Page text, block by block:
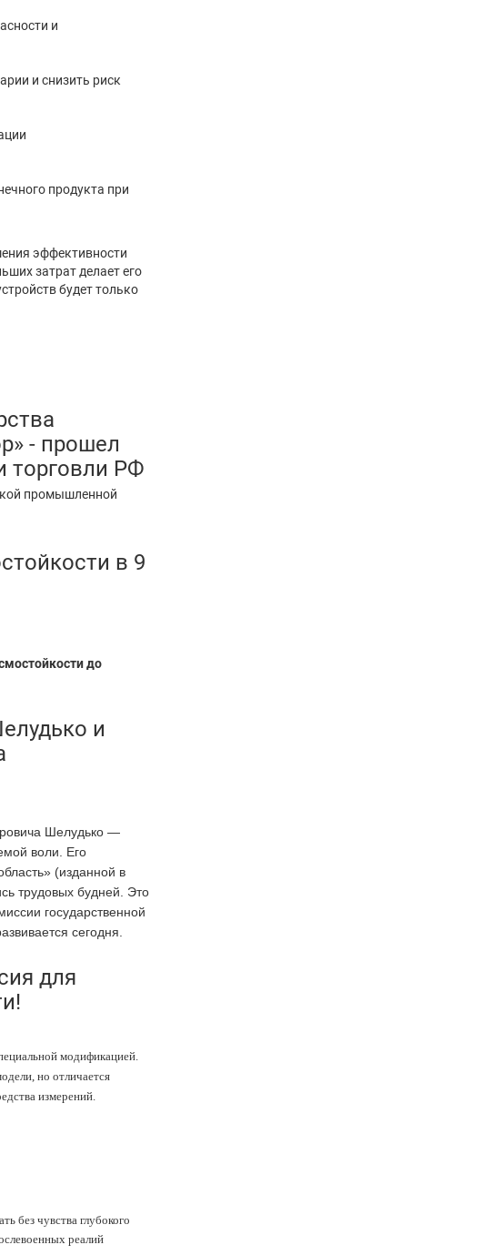
и
и снизить риск
продукта при
эффективности
затрат делает его
будет только
- прошел
торговли РФ
промышленной
в 9
до
и
Шелудько —
воли. Его
(изданной в
трудовых будней. Это
государственной
сегодня.
для
модификацией.
но отличается
измерений.
без чувства глубокого
реалий